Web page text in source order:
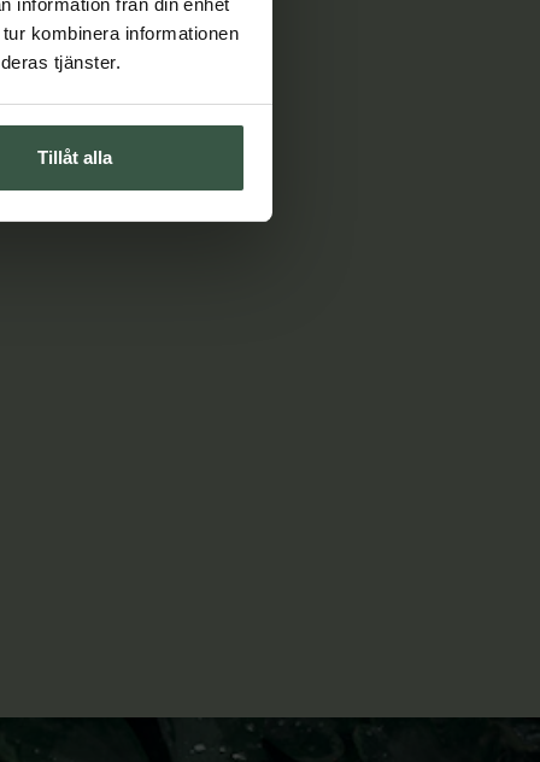
information från din enhet
kombinera informationen
tjänster.
Tillåt alla